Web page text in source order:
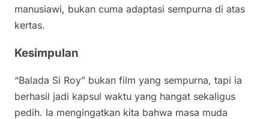
manusiawi, bukan cuma adaptasi sempurna di atas
kertas.
Kesimpulan
“Balada Si Roy” bukan film yang sempurna, tapi ia
berhasil jadi kapsul waktu yang hangat sekaligus
pedih. Ia mengingatkan kita bahwa masa muda